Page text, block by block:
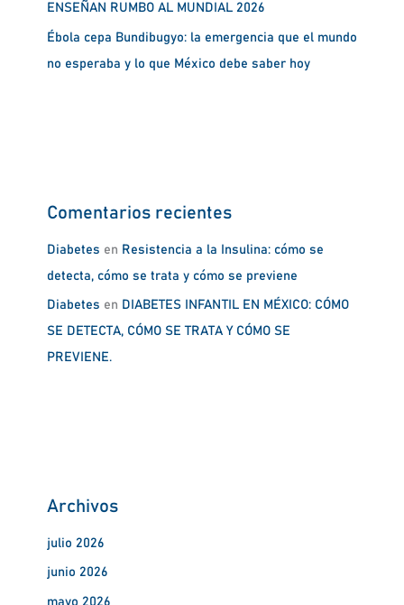
ENSEÑAN RUMBO AL MUNDIAL 2026
Ébola cepa Bundibugyo: la emergencia que el mundo
no esperaba y lo que México debe saber hoy
Comentarios recientes
Diabetes en Resistencia a la Insulina: cómo se
detecta, cómo se trata y cómo se previene
Diabetes en DIABETES INFANTIL EN MÉXICO: CÓMO
SE DETECTA, CÓMO SE TRATA Y CÓMO SE
PREVIENE.
Archivos
julio 2026
junio 2026
mayo 2026